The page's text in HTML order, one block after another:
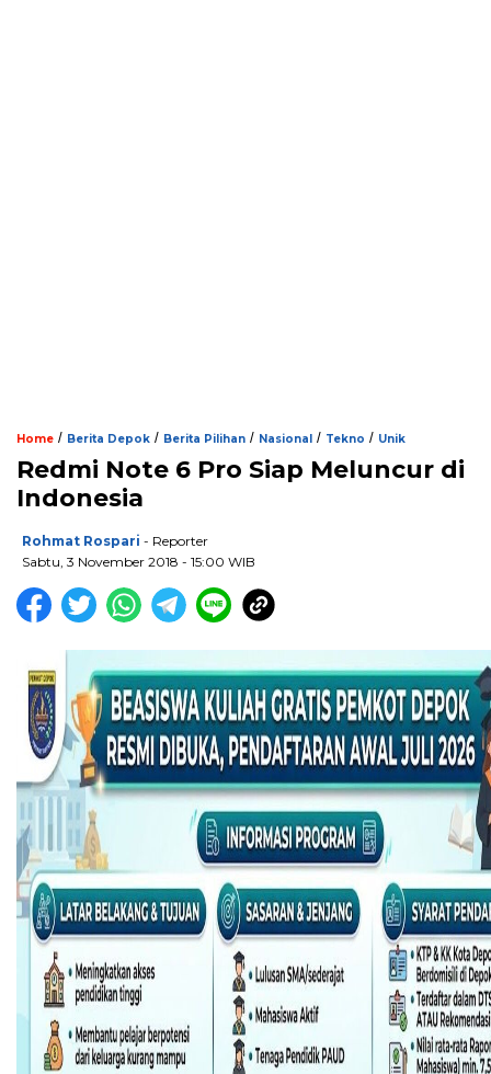
Home / Berita Depok / Berita Pilihan / Nasional / Tekno / Unik
Redmi Note 6 Pro Siap Meluncur di
Indonesia
Rohmat Rospari - Reporter
Sabtu, 3 November 2018 - 15:00 WIB